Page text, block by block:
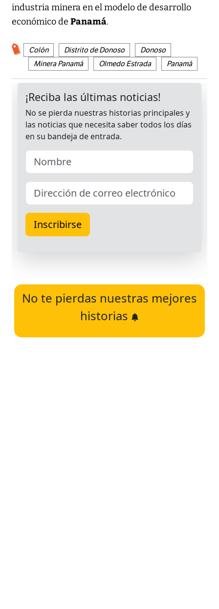
industria minera en el modelo de desarrollo
económico de Panamá.
Colón Distrito de Donoso
Donoso
Minera Panamá
Olmedo Estrada Panamá
No te pierdas nuestras mejores
historias